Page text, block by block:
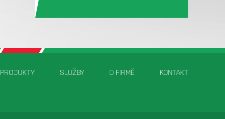
PRODUKTY SLUŽBY O FIRMĚ KONTAKT